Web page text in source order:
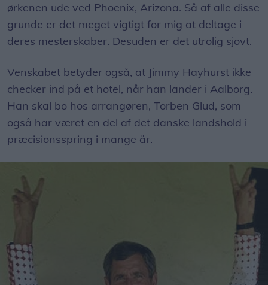
ørkenen ude ved Phoenix, Arizona. Så af alle disse
grunde er det meget vigtigt for mig at deltage i
deres mesterskaber. Desuden er det utrolig sjovt.
Venskabet betyder også, at Jimmy Hayhurst ikke
checker ind på et hotel, når han lander i Aalborg.
Han skal bo hos arrangøren, Torben Glud, som
også har været en del af det danske landshold i
præcisionsspring i mange år.